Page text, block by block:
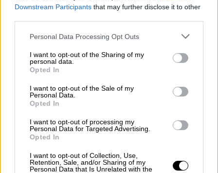
Downstream Participants that may further disclose it to other
Personal Data Processing Opt Outs
I want to opt-out of the Sharing of my
personal data.
Opted In
I want to opt-out of the Sale of my
Personal Data.
Opted In
I want to opt-out of processing my
Personal Data for Targeted Advertising.
Opted In
I want to opt-out of Collection, Use,
Retention, Sale, and/or Sharing of my
Personal Data that Is Unrelated with the
concepto de covid persistente
La Fiscalía Europea no deja escapar
a Ayuso